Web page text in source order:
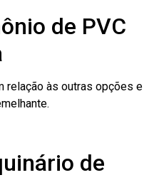
de PVC
relação às outras opções e
de